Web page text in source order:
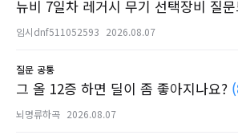
뉴비 7일차 레거시 무기 선택장비 질
임시dnf511052593 2026.08.07
질문 공통
그 올 12증 하면 딜이 좀 좋아지나요?
뇌명류하곡 2026.08.07